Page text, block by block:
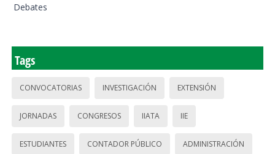
Debates
Tags
CONVOCATORIAS INVESTIGACIÓN EXTENSIÓN
JORNADAS CONGRESOS IIATA IIE
ESTUDIANTES CONTADOR PÚBLICO ADMINISTRACIÓN